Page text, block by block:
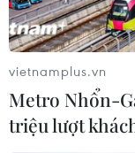
TIN LIÊN
vietnamplus.vn
Metro Nhổn-
triệu lượt